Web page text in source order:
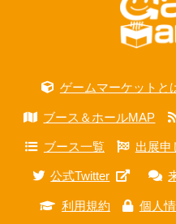
ゲームマーケットと
ブース＆ホールMAP
ブース一覧 出展申
公式Twitter
利用規約 個人